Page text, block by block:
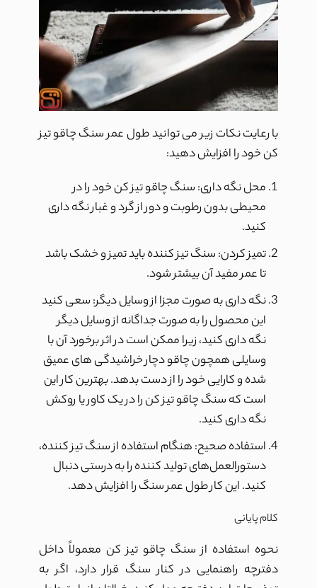
با رعایت نکات زیر می توانید طول عمر سنگ چاقو تیز
کن خود را افزایش دهید:
محل نگه داری: سنگ چاقو تیز کن خود را در
محیطی بدون رطوبت و دور از گرد و غبار نگه داری
کنید.
تمیز کردن: سنگ تیز کننده باید تمیز و خشک باشد
تا عمر مفید آن بیشتر شود.
نگه داری به صورت مجزا از وسایل دیگر: سعی کنید
این محصول را به صورت جداگانه از وسایل دیگر
نگه داری کنید، زیرا ممکن است در اثر برخورد آن با
وسایلی همچون چاقو دچار خراشیدگی های عمیق
شده و کارایی خود را از دست بدهد. بهترین کار این
است که سنگ چاقو تیز کن را در یک کاور یا روکش
نگه داری کنید.
استفاده صحیح: هنگام استفاده از سنگ تیز کننده،
دستورالعمل‌های تولید کننده را به درستی دنبال
کنید. این کار طول عمر سنگ را افزایش دهد.
کلام پایانی
نحوه استفاده از سنگ چاقو تیز کن معمولاً داخل
دفترچه راهنمایی در کنار سنگ قرار دارد، اگر به